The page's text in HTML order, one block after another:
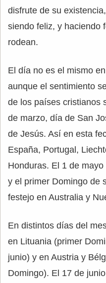
disfrute de su
siendo feliz, y haciendo
rodean.
El día no es el mismo
aunque el sentimiento
de los países cristianos
de marzo, día de San
de Jesús. Así en esta
España, Portugal,
Honduras. El 1 de
y el primer Domingo de
festejo en Australia y
En distintos días del
en Lituania (primer
junio) y en Austria y
Domingo). El 17 de